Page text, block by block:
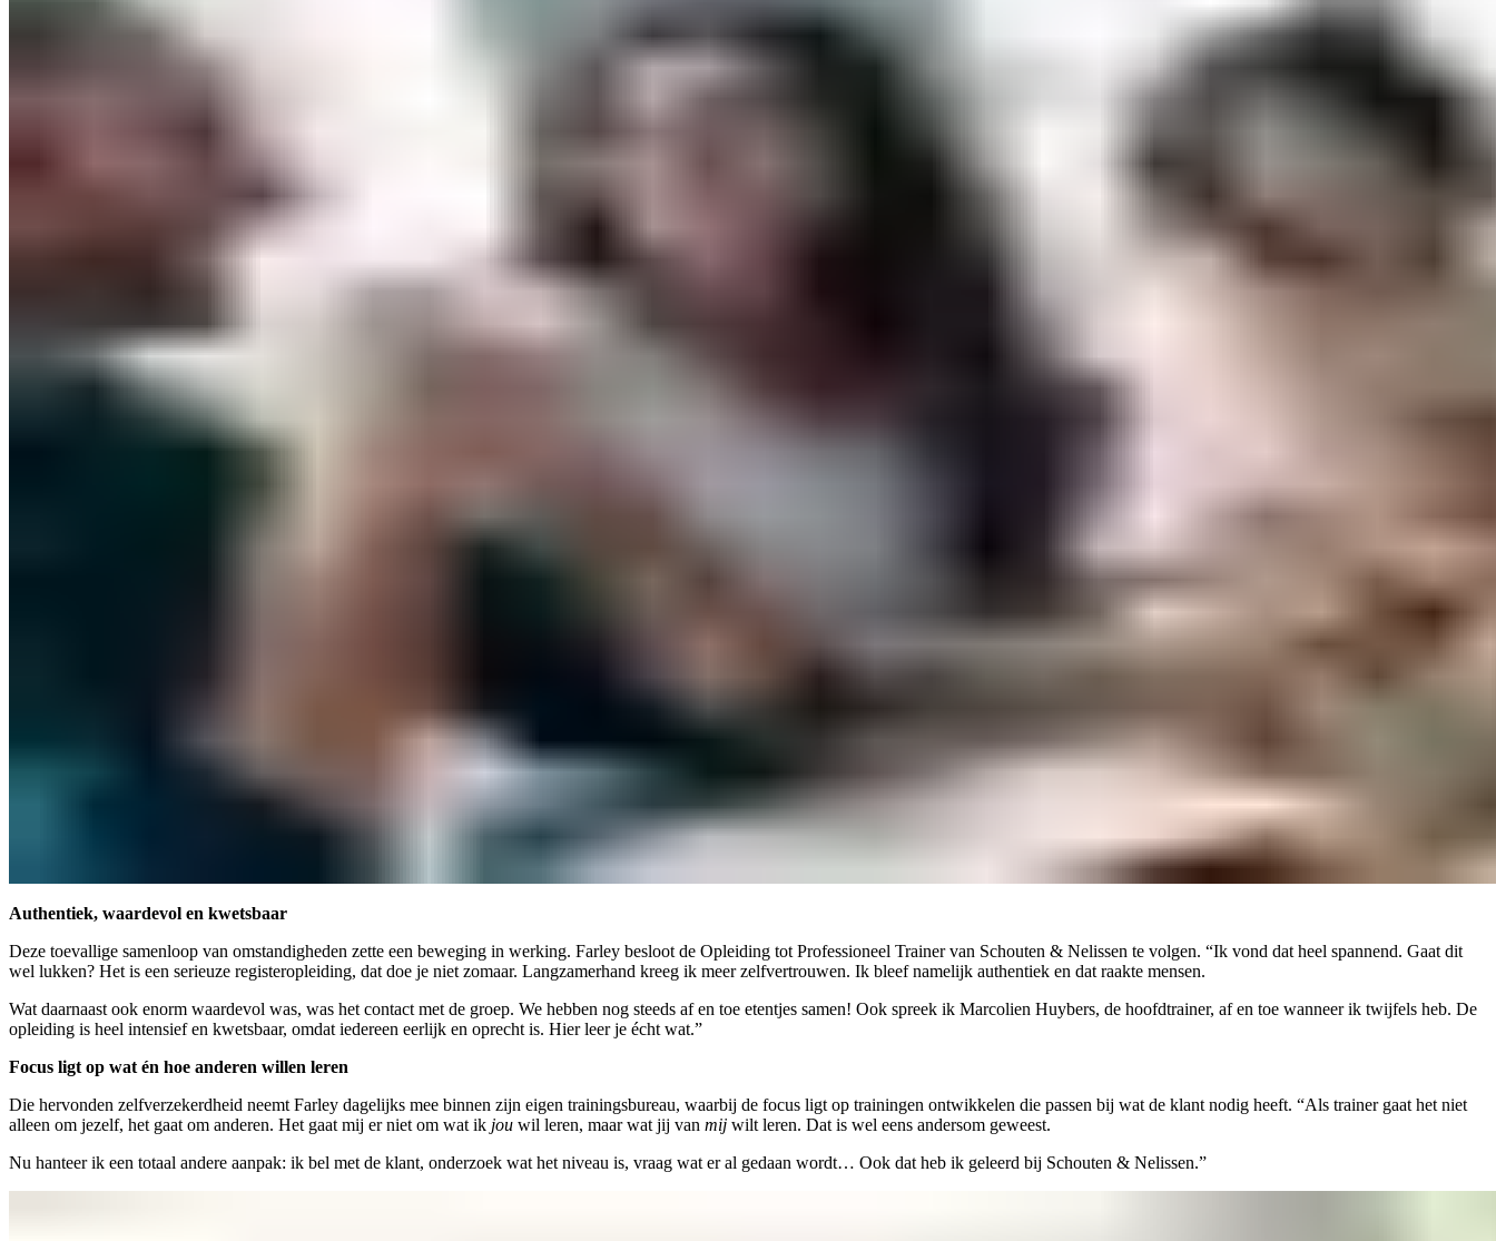
Authentiek, waardevol en kwetsbaar
Deze toevallige samenloop van omstandigheden zette een beweging in werking. Farley besloot de Opleiding tot Professioneel Trainer van Schouten & Nelissen te volgen. “Ik vond dat heel spannend. Gaat dit
wel lukken? Het is een serieuze registeropleiding, dat doe je niet zomaar. Langzamerhand kreeg ik meer zelfvertrouwen. Ik bleef namelijk authentiek en dat raakte mensen.
Wat daarnaast ook enorm waardevol was, was het contact met de groep. We hebben nog steeds af en toe etentjes samen! Ook spreek ik Marcolien Huybers, de hoofdtrainer, af en toe wanneer ik twijfels heb. De
opleiding is heel intensief en kwetsbaar, omdat iedereen eerlijk en oprecht is. Hier leer je écht wat.”
Focus ligt op wat én hoe anderen willen leren
Die hervonden zelfverzekerdheid neemt Farley dagelijks mee binnen zijn eigen trainingsbureau, waarbij de focus ligt op trainingen ontwikkelen die passen bij wat de klant nodig heeft. “Als trainer gaat het niet
alleen om jezelf, het gaat om anderen. Het gaat mij er niet om wat ik jou wil leren, maar wat jij van mij wilt leren. Dat is wel eens andersom geweest.
Nu hanteer ik een totaal andere aanpak: ik bel met de klant, onderzoek wat het niveau is, vraag wat er al gedaan wordt… Ook dat heb ik geleerd bij Schouten & Nelissen.”